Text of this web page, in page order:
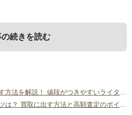
続きを読む
務用品。どうやっ
。どんな業者に依頼 ライターを買取に出す方法を解説！ 値段がつきやすいライターの特徴は？
化粧品を高く売るコツは？ 買取に出す方法と高額査定のポイント